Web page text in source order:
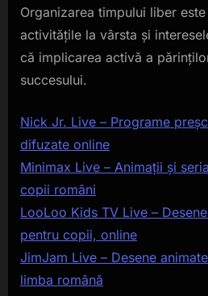
Organizarea timpului liber
activitățile la vârsta și
că implicarea activă a
succesului.
Nick Jr. Live – Programe
difuzate online
Minimax Live – Animații și
copii români
LooLoo Kids TV Live –
pentru copii, online
JimJam Live – Desene
limba română